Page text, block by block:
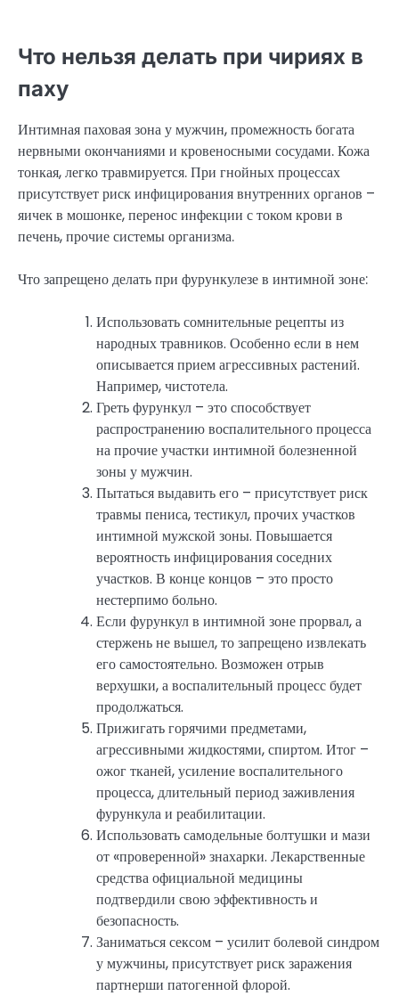
Что нельзя делать при чириях в
паху
Интимная паховая зона у мужчин, промежность богата
нервными окончаниями и кровеносными сосудами. Кожа
тонкая, легко травмируется. При гнойных процессах
присутствует риск инфицирования внутренних органов –
яичек в мошонке, перенос инфекции с током крови в
печень, прочие системы организма.
Что запрещено делать при фурункулезе в интимной зоне:
Использовать сомнительные рецепты из
народных травников. Особенно если в нем
описывается прием агрессивных растений.
Например, чистотела.
Греть фурункул – это способствует
распространению воспалительного процесса
на прочие участки интимной болезненной
зоны у мужчин.
Пытаться выдавить его – присутствует риск
травмы пениса, тестикул, прочих участков
интимной мужской зоны. Повышается
вероятность инфицирования соседних
участков. В конце концов – это просто
нестерпимо больно.
Если фурункул в интимной зоне прорвал, а
стержень не вышел, то запрещено извлекать
его самостоятельно. Возможен отрыв
верхушки, а воспалительный процесс будет
продолжаться.
Прижигать горячими предметами,
агрессивными жидкостями, спиртом. Итог –
ожог тканей, усиление воспалительного
процесса, длительный период заживления
фурункула и реабилитации.
Использовать самодельные болтушки и мази
от «проверенной» знахарки. Лекарственные
средства официальной медицины
подтвердили свою эффективность и
безопасность.
Заниматься сексом – усилит болевой синдром
у мужчины, присутствует риск заражения
партнерши патогенной флорой.